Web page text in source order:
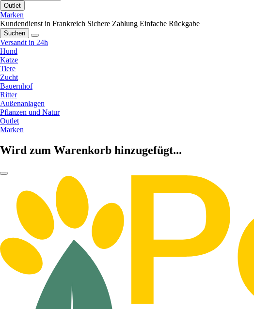
Outlet
Marken
Kundendienst in Frankreich Sichere Zahlung Einfache Rückgabe
Suchen
Versandt in 24h
Hund
Katze
Tiere
Zucht
Bauernhof
Ritter
Außenanlagen
Pflanzen und Natur
Outlet
Marken
Wird zum Warenkorb hinzugefügt...